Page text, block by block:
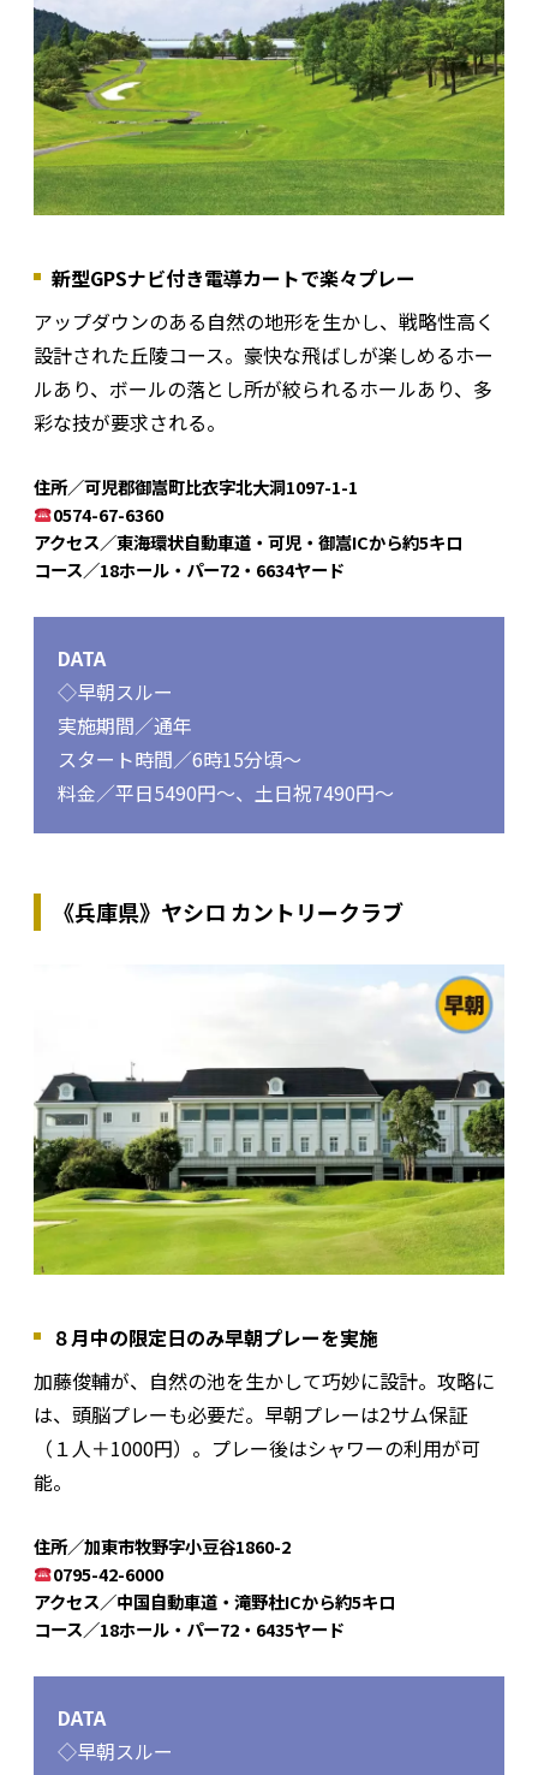
新型GPSナビ付き電導カートで楽々プレー
アップダウンのある自然の地形を生かし、戦略性高く
設計された丘陵コース。豪快な飛ばしが楽しめるホー
ルあり、ボールの落とし所が絞られるホールあり、多
彩な技が要求される。
住所／可児郡御嵩町比衣字北大洞1097-1-1
0574-67-6360
アクセス／東海環状自動車道・可児・御嵩ICから約5キロ
コース／18ホール・パー72・6634ヤード
DATA
◇早朝スルー
実施期間／通年
スタート時間／6時15分頃～
料金／平日5490円～、土日祝7490円～
《兵庫県》ヤシロ カントリークラブ
８月中の限定日のみ早朝プレーを実施
加藤俊輔が、自然の池を生かして巧妙に設計。攻略に
は、頭脳プレーも必要だ。早朝プレーは2サム保証
（１人＋1000円）。プレー後はシャワーの利用が可
能。
住所／加東市牧野字小豆谷1860-2
0795-42-6000
アクセス／中国自動車道・滝野杜ICから約5キロ
コース／18ホール・パー72・6435ヤード
DATA
◇早朝スルー